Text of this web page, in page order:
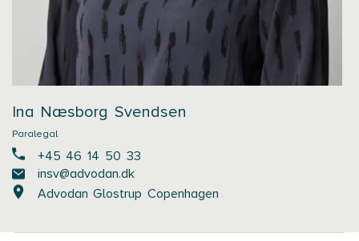
Ina Næsborg Svendsen
Paralegal
+45 46 14 50 33
insv@advodan.dk
Advodan Glostrup Copenhagen